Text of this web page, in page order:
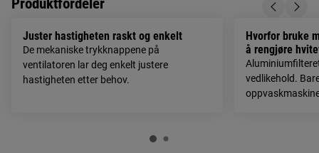
Produktfordeler
Juster hastigheten raskt og enkelt
De mekaniske trykknappene på
ventilatoren lar deg enkelt justere
hastigheten etter behov.
Hvorfor bruke
å rengjøre
vedlikehold.